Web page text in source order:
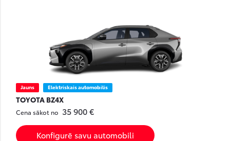
Jauns Elektriskais automobilis
TOYOTA BZ4X
Cena sākot no 35 900 €
Konfigurē savu automobili